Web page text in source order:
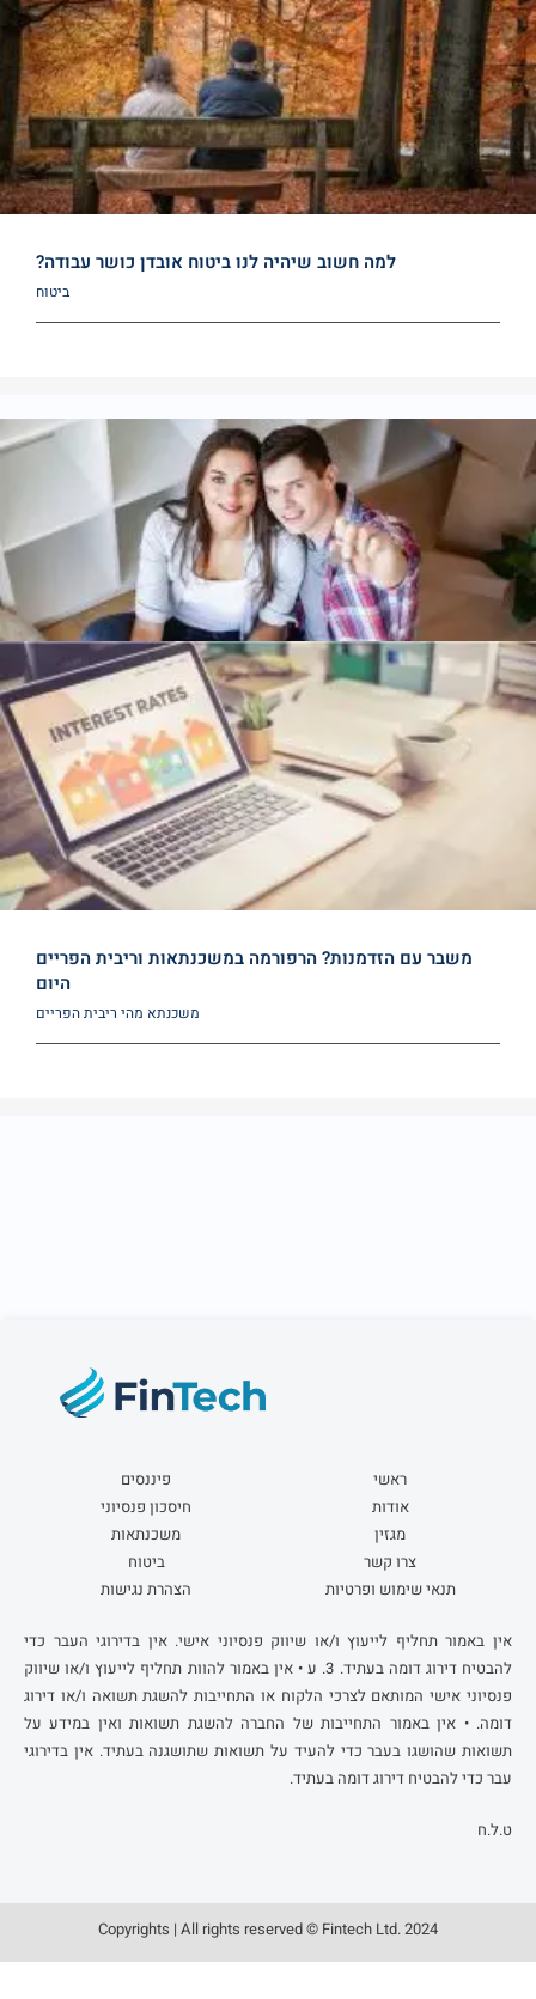
למה חשוב שיהיה לנו ביטוח אובדן כושר עבודה?
ביטוח
בית בהפתעה: תעודת זכאות למשכנתא במחיר למשתכן
משכנתא
משבר עם הזדמנות? הרפורמה במשכנתאות וריבית הפריים
היום
משכנתאמהי ריבית הפריים
ראשי
אודות
מגזין
צרו קשר
תנאי שימוש ופרטיות
פיננסים
חיסכון פנסיוני
משכנתאות
ביטוח
הצהרת נגישות
אין באמור תחליף לייעוץ ו/או שיווק פנסיוני אישי. אין בדירוגי העבר כדי
להבטיח דירוג דומה בעתיד. 3. ע • אין באמור להוות תחליף לייעוץ ו/או שיווק
פנסיוני אישי המותאם לצרכי הלקוח או התחייבות להשגת תשואה ו/או דירוג
דומה. • אין באמור התחייבות של החברה להשגת תשואות ואין במידע על
תשואות שהושגו בעבר כדי להעיד על תשואות שתושגנה בעתיד. אין בדירוגי
עבר כדי להבטיח דירוג דומה בעתיד.
ט.ל.ח
Copyrights | All rights reserved © Fintech Ltd. 2024